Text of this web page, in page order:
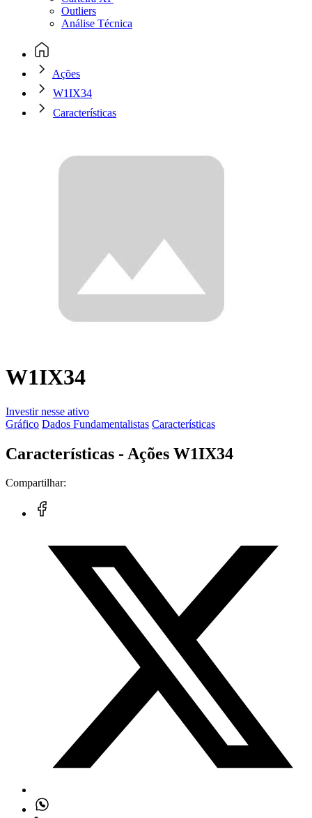
Outliers
Análise Técnica
Ações
W1IX34
Características
W1IX34
Investir nesse ativo
Gráfico Dados Fundamentalistas Características
Características - Ações W1IX34
Compartilhar: